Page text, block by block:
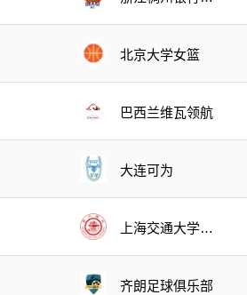
北京大学女篮
巴西兰维瓦领航
大连可为
上海交通大学女
齐朗足球俱乐部